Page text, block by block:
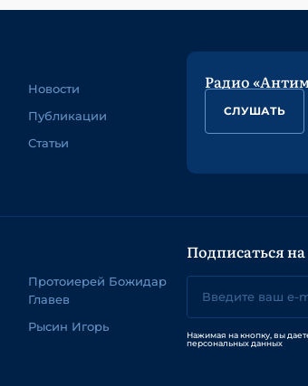
Новости
Публикации
Статьи
Радио
СЛУШАТЬ
Протоиерей Божидар
Главев
Рысин Игорь
Подписаться
Нажимая на кнопку, вы
персональных данных